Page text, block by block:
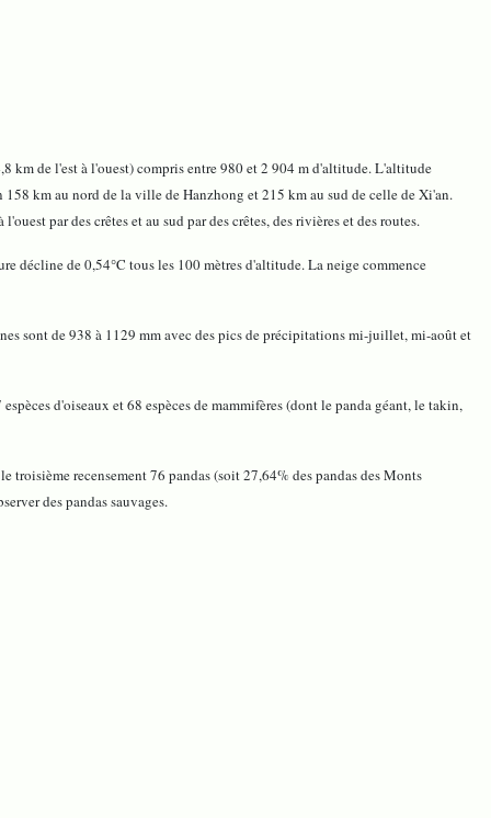
km de l'est à l'ouest) compris entre 980 et 2 904 m d'altitude. L'altitude
km au nord de la ville de Hanzhong et 215 km au sud de celle de Xi'an.
par des crêtes et au sud par des crêtes, des rivières et des routes.
décline de 0,54°C tous les 100 mètres d'altitude. La neige commence
sont de 938 à 1129 mm avec des pics de précipitations mi-juillet, mi-août et
d'oiseaux et 68 espèces de mammifères (dont le panda géant, le takin,
recensement 76 pandas (soit 27,64% des pandas des Monts
des pandas sauvages.